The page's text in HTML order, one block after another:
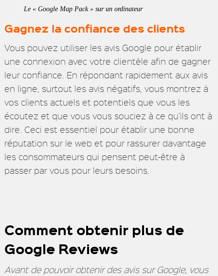
Le « Google Map Pack » sur un ordinateur
Gagnez la confiance des clients
Vous pouvez utiliser les avis Google pour établir
une connexion avec votre clientèle afin de gagner
leur confiance. En répondant rapidement aux avis
en ligne, surtout les avis négatifs, vous montrez à
vos clients actuels et potentiels que vous les
écoutez et que vous vous souciez à ce qu’ils ont à
dire. Ceci est essentiel pour établir une bonne
réputation sur le web et pour rassurer davantage
les consommateurs qui pensent peut-être à
passer par vous pour leurs besoins.
Comment obtenir plus de
Google Reviews
Avant de pouvoir obtenir des avis sur Google, vous